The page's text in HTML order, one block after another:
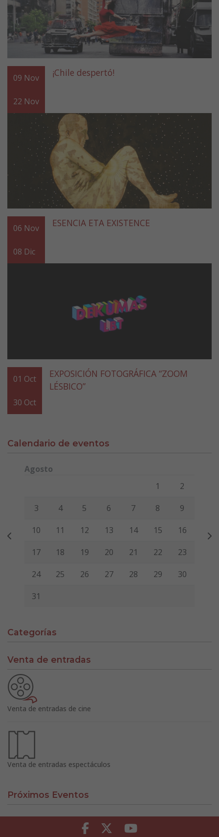
09 Nov
22 Nov
¡Chile despertó!
06 Nov
08 Dic
ESENCIA ETA EXISTENCE
01 Oct
30 Oct
EXPOSICIÓN FOTOGRÁFICA “ZOOM
LÉSBICO”
Calendario de eventos
Agosto
Viernes Sábado
1 2
3 4 5 6 7 8 9
10 11 12 13 14 15 16
17 18 19 20 21 22 23
24 25 26 27 28 29 30
31
Categorías
Venta de entradas
Venta de entradas de cine
Venta de entradas espectáculos
Próximos Eventos
Facebook Twitter Youtube